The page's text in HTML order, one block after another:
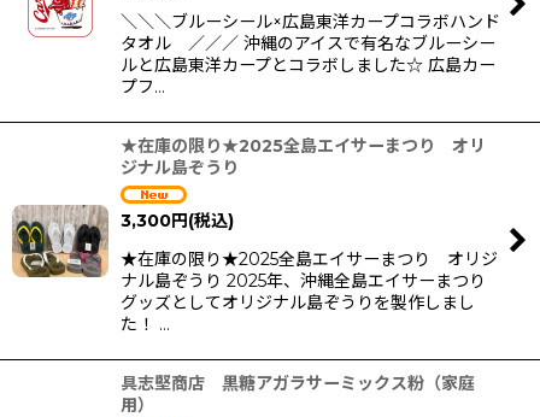
＼＼＼ブルーシール×広島東洋カープコラボハンド
タオル ／／／ 沖縄のアイスで有名なブルーシー
ルと広島東洋カープとコラボしました☆ 広島カー
プフ…
★在庫の限り★2025全島エイサーまつり オリ
ジナル島ぞうり
3,300円(税込)
★在庫の限り★2025全島エイサーまつり オリジ
ナル島ぞうり 2025年、沖縄全島エイサーまつり
グッズとしてオリジナル島ぞうりを製作しまし
た！ …
具志堅商店 黒糖アガラサーミックス粉（家庭
用）